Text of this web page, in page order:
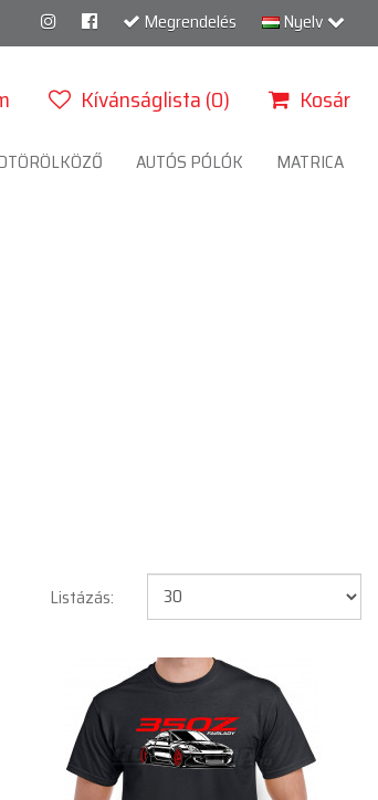
Megrendelés Nyelv
Kívánságlista (0) Kosár
AUTÓS PÓLÓK
MATRICA
Listázás: